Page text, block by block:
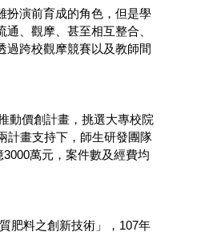
扮演前育成的角色，但是學
、觀摩、甚至相互整合、
過跨校觀摩競賽以及教師間
動價創計畫，挑選大專校院
計畫支持下，師生研發團隊
萬元，案件數及經費均
肥料之創新技術」，107年